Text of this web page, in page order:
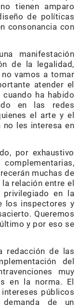
tienen amparo
de políticas
consonancia con
manifestación
de la legalidad,
vamos a tomar
atender el
ha habido
en las redes
el arte y el
no les interesa en
por exhaustivo
muchas de
relación entre el
en la
los inspectores y
Queremos
y por eso se
redacción de las
del
muy
en la norma. El
públicos
de un